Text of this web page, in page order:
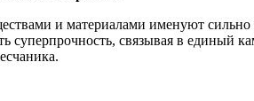
и материалами именуют сильно
суперпрочность, связывая в